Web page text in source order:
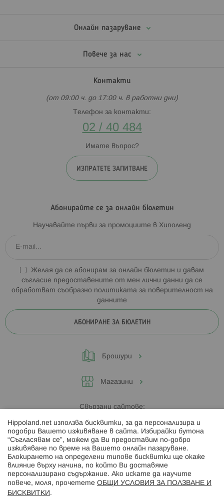
Онлайн пазаруване
Повече за нас
Контакти
(от 09:00 ч. до 17:00 ч. в работни дни)
Телефон за контакти:
02 / 40 484
Имате въпрос?
ИЗПРАТЕТЕ ЗАПИТВАНЕ
Абонирайте се за онлайн бюлетин
Научавайте първи за промоциите в Хиполенд
Желая да се абонирам за онлайн бюлетин и давам
съгласие предоставените от мен лични данни да се
обработват съобразно политиката за поверителност на
данните
АБОНИРАНЕ ЗА БЮЛЕТИН
Брошури
Магазини
Свързани сайтове:
Hippoland.ro
Последвайте ни:
Hippoland.net използва бисквитки, за да персонализира и
подобри Вашето изживяване в сайта. Избирайки бутона
“Съгласявам се”, можем да Ви предоставим по-добро
изживяване по време на Вашето онлайн пазаруване.
Блокирането на определени типове бисквитки ще окаже
влияние върху начина, по който Ви доставяме
персонализирано съдържание. Ако искате да научите
повече, моля, прочетете ОБЩИ УСЛОВИЯ ЗА ПОЛЗВАНЕ И
БИСКВИТКИ .